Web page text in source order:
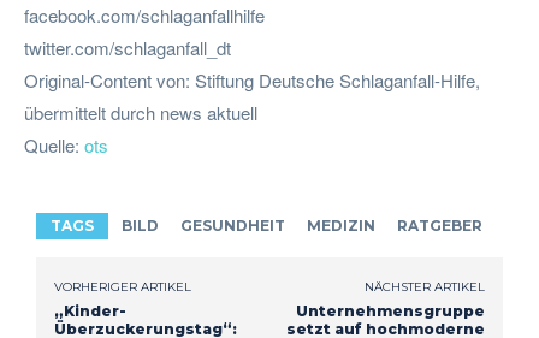
facebook.com/schlaganfallhilfe
twitter.com/schlaganfall_dt
Original-Content von: Stiftung Deutsche Schlaganfall-Hilfe,
übermittelt durch news aktuell
Quelle: ots
TAGS BILD GESUNDHEIT MEDIZIN RATGEBER
VORHERIGER ARTIKEL
„Kinder-
Überzuckerungstag“:
NÄCHSTER ARTIKEL
Unternehmensgruppe
setzt auf hochmoderne